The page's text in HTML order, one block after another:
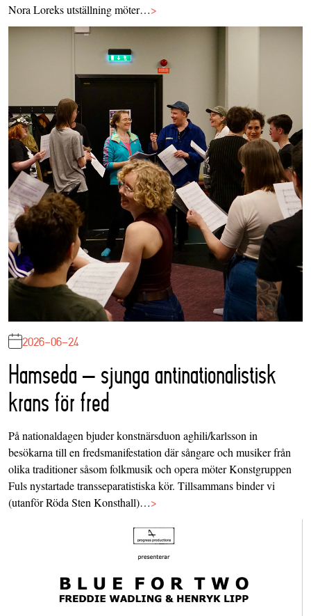
Nora Loreks utställning möter…>
2026-06-24
Hamseda – sjunga antinationalistisk
krans för fred
På nationaldagen bjuder konstnärsduon aghili/karlsson in
besökarna till en fredsmanifestation där sångare och musiker från
olika traditioner såsom folkmusik och opera möter Konstgruppen
Fuls nystartade transseparatistiska kör. Tillsammans binder vi
(utanför Röda Sten Konsthall)…>